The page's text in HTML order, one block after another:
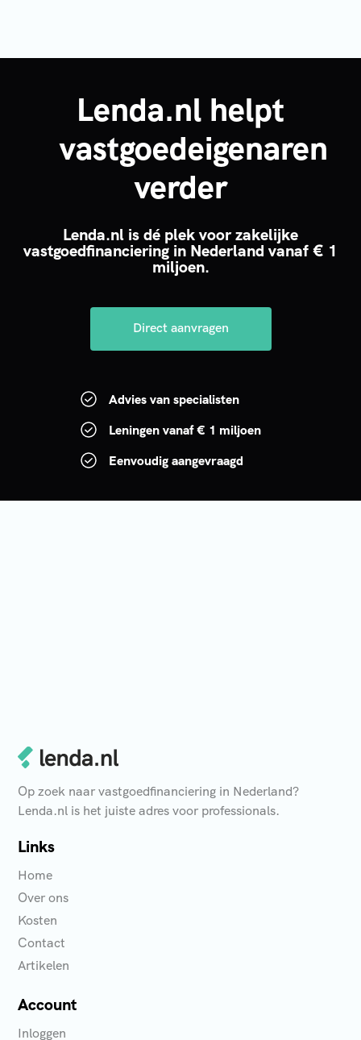
Lenda.nl helpt
vastgoedeigenaren
verder
Lenda.nl is dé plek voor zakelijke
vastgoedfinanciering in Nederland vanaf € 1
miljoen.
Direct aanvragen
Advies van specialisten
Leningen vanaf € 1 miljoen
Eenvoudig aangevraagd
Links
Home
Over ons
Kosten
Contact
Artikelen
Account
Inloggen
Op zoek naar vastgoedfinanciering in Nederland?
Lenda.nl is het juiste adres voor professionals.